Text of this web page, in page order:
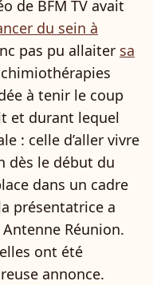
de BFM TV avait
du sein à
pas pu allaiter sa
à tenir le coup
et durant lequel
: celle d’aller vivre
dès le début du
dans un cadre
présentatrice a
Réunion.
ont été
annonce.